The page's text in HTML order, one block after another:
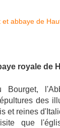
royale de
Bourget,
des
et reines
que